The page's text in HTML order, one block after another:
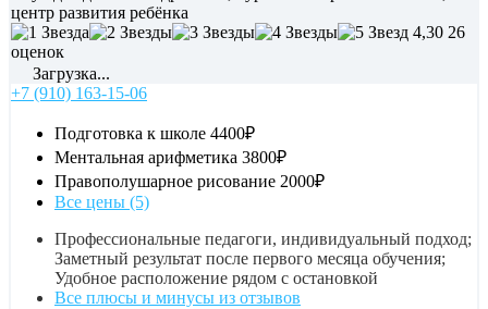
центр развития ребёнка
4,30 26
оценок
Загрузка...
+7 (910) 163-15-06
Подготовка к школе 4400₽
Ментальная арифметика 3800₽
Правополушарное рисование 2000₽
Все цены (5)
Профессиональные педагоги, индивидуальный подход;
Заметный результат после первого месяца обучения;
Удобное расположение рядом с остановкой
Все плюсы и минусы из отзывов